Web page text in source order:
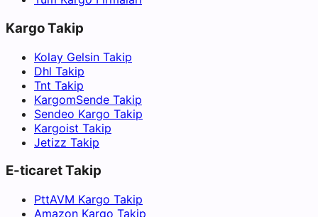
Kargo Takip
Kolay Gelsin Takip
Dhl Takip
Tnt Takip
KargomSende Takip
Sendeo Kargo Takip
Kargoist Takip
Jetizz Takip
E-ticaret Takip
PttAVM Kargo Takip
Amazon Kargo Takip